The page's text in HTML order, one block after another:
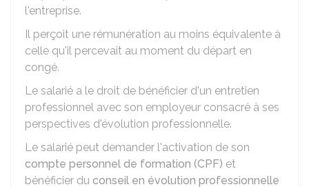
l'entreprise.
Il perçoit une rémunération au moins équivalente à
celle qu'il percevait au moment du départ en
congé.
Le salarié a le droit de bénéficier d'un entretien
professionnel avec son employeur consacré à ses
perspectives d'évolution professionnelle.
Le salarié peut demander l'activation de son
compte personnel de formation (CPF) et
bénéficier du conseil en évolution professionnelle